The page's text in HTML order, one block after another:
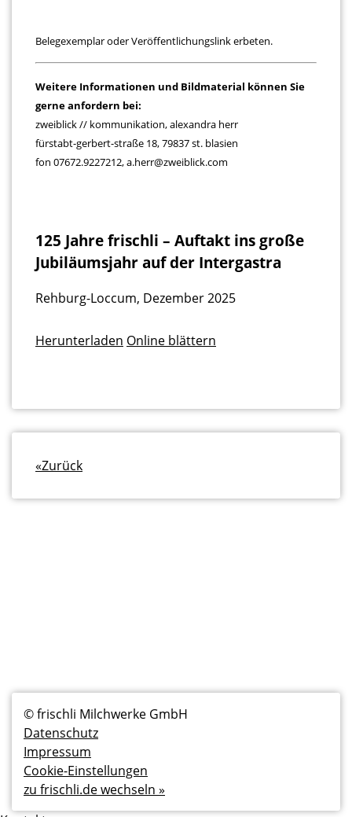
Belegexemplar oder Veröffentlichungslink erbeten.
Weitere Informationen und Bildmaterial können Sie
gerne anfordern bei:
zweiblick // kommunikation, alexandra herr
fürstabt-gerbert-straße 18, 79837 st. blasien
fon 07672.9227212, a.herr@zweiblick.com
125 Jahre frischli – Auftakt ins große
Jubiläumsjahr auf der Intergastra
Rehburg-Loccum, Dezember 2025
Herunterladen Online blättern
«Zurück
Fußzeilenmenü
© frischli Milchwerke GmbH
Datenschutz
Impressum
Cookie-Einstellungen
zu frischli.de wechseln »